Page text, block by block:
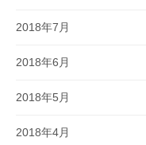
2018年7月
2018年6月
2018年5月
2018年4月